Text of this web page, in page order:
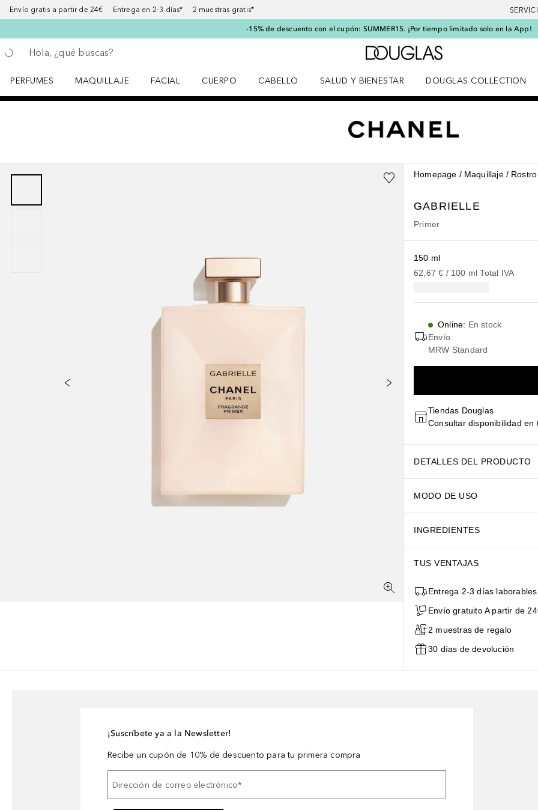
Envío gratis a partir de 24€ Entrega en 2-3 días* 2 muestras gratis*
-15% de descuento con el cupón: SUMMER15. ¡Por tiempo limitado solo en la App!
Regresar
Ejecutar búsqueda
A Douglas Home
PERFUMES
MAQUILLAJE
FACIAL
CUERPO
CABELLO
SALUD Y BIENESTAR
DOUGLAS COLLECTION
Homepage Maquillaje Rostro
GABRIELLE
Primer
150 ml
62,67 € / 100 ml Total IVA
Online: En stock
Envío
MRW Standard
Tiendas Douglas
Consultar disponibilidad en
DETALLES DEL PRODUCTO
MODO DE USO
INGREDIENTES
TUS VENTAJAS
Entrega 2-3 días laborables
Envío gratuito A partir de
2 muestras de regalo
30 días de devolución
¡Suscríbete ya a la Newsletter!
Recibe un cupón de 10% de descuento para tu primera compra
Dirección de correo electrónico*